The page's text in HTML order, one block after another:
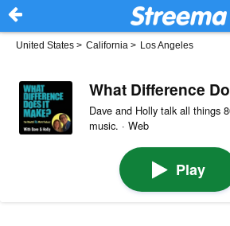
United States > California > Los Angeles
What Difference
Dave and Holly talk all things
music. · Web
Play